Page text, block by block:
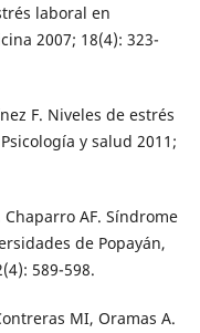
laboral en
2007; 18(4): 323-
F. Niveles de estrés
y salud 2011;
AF. Síndrome
de Popayán,
589-598.
MI, Oramas A.